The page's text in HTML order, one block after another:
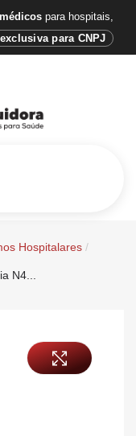
para hospitais,
para CNPJ
Hospitalares /
N4...